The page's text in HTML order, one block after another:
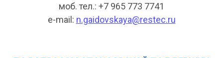
моб. тел.: +7 965 773 7741
e-mail: n.gaidovskaya@restec.ru